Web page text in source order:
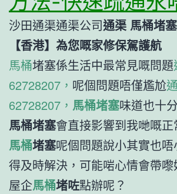
沙田通渠通渠公司通渠 馬桶堵
【香港】 為您嘅家修保駕護航
馬桶堵塞係生活中最常見嘅問題
62728207， 呢個問題唔僅尷尬
62728207， 馬桶堵塞味道也十
馬桶堵塞會直接影響到我哋嘅正
馬桶堵塞呢個問題說小其實也
得及時解決，可能啱心情會帶嚟
屋企馬桶堵咗點辦呢？